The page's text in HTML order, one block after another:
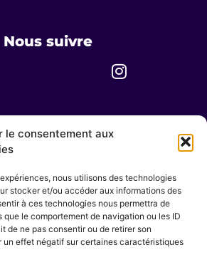
le consentement aux
nous utilisons des technologies
stocker et/ou accéder aux informations des
à ces technologies nous permettra de
que le comportement de navigation ou les ID
de ne pas consentir ou de retirer son
effet négatif sur certaines caractéristiques
Nous suivre
contacter
Horaires d’ouvertures
English spoken
Hablamos español
sowa-rigpa.fr